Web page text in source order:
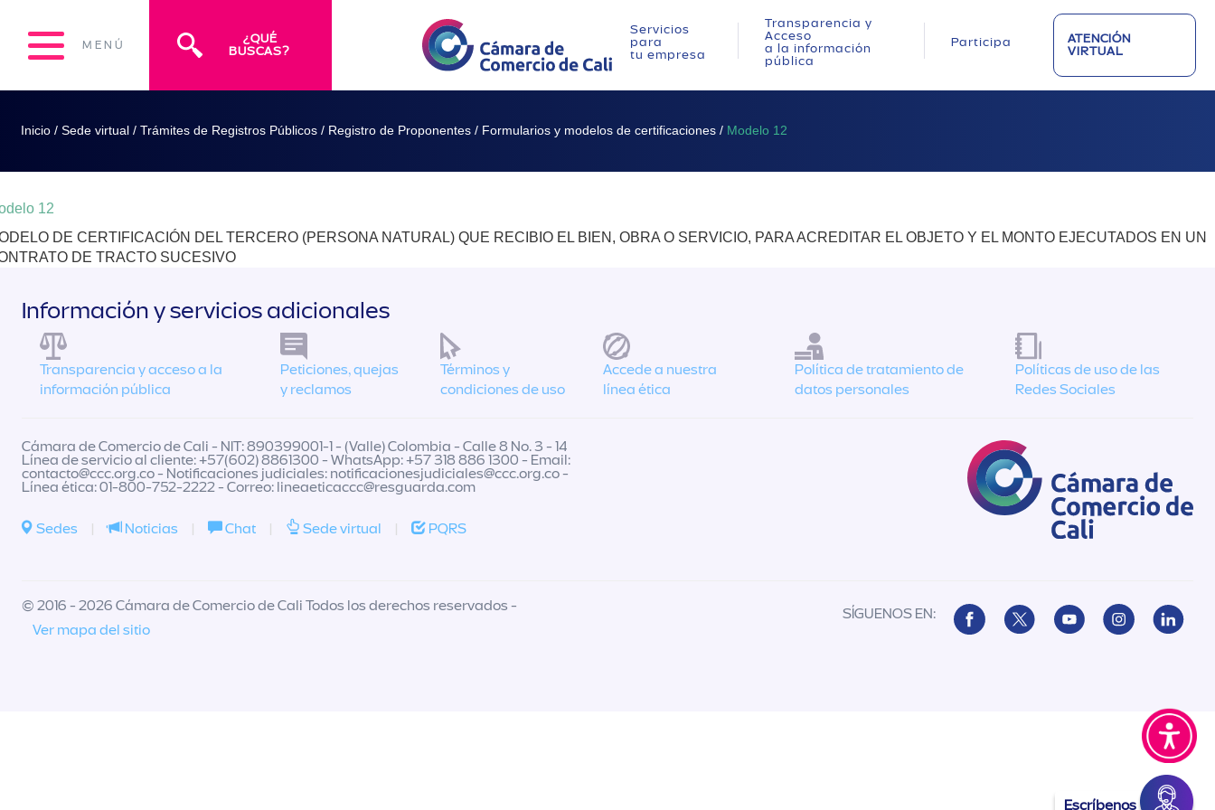
MENÚ
¿QUÉ
BUSCAS?
Servicios
para
tu empresa
Transparencia y
Acceso
a la información
pública
Participa
ATENCIÓN
VIRTUAL
Inicio / Sede virtual / Trámites de Registros Públicos / Registro de Proponentes / Formularios y modelos de certificaciones / Modelo 12
12
DE CERTIFICACIÓN DEL TERCERO (PERSONA NATURAL) QUE RECIBIO EL BIEN, OBRA O SERVICIO, PARA ACREDITAR EL OBJETO Y EL MONTO EJECUTADOS EN UN
DE TRACTO SUCESIVO
Escríbenos
Información y servicios adicionales
Transparencia y acceso a la
información pública
Peticiones, quejas
y reclamos
Términos y
condiciones de uso
Accede a nuestra
línea ética
Política de tratamiento de
datos personales
Políticas de uso de las
Redes Sociales
Cámara de Comercio de Cali - NIT: 890399001-1 - (Valle) Colombia - Calle 8 No. 3 - 14
Línea de servicio al cliente: +57(602) 8861300 - WhatsApp: +57 318 886 1300 - Email:
contacto@ccc.org.co- Notificaciones judiciales: notificacionesjudiciales@ccc.org.co-
Línea ética: 01-800-752-2222 - Correo: lineaeticaccc@resguarda.com
Sedes | Noticias | Chat | Sede virtual | PQRS
© 2016 - 2026 Cámara de Comercio de Cali Todos los derechos reservados -
Ver mapa del sitio
SÍGUENOS EN: